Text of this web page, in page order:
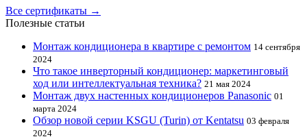
Все сертификаты →
Полезные статьи
Монтаж кондиционера в квартире с ремонтом 14 сентября
2024
Что такое инверторный кондиционер: маркетинговый
ход или интеллектуальная техника? 21 мая 2024
Монтаж двух настенных кондиционеров Panasonic 01
марта 2024
Обзор новой серии KSGU (Turin) от Kentatsu 03 февраля
2024